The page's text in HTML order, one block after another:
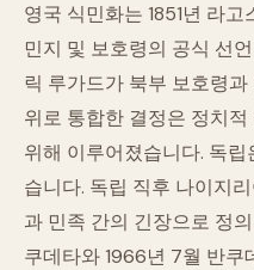
영국 식민화는 1851년 라고
민지 및 보호령의 공식 선
릭 루가드가 북부 보호령과
위로 통합한 결정은 정치적
위해 이루어졌습니다. 독립
습니다. 독립 직후 나이지
과 민족 간의 긴장으로 정의
쿠데타와 1966년 7월 반쿠